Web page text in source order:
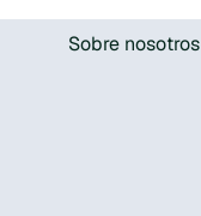
Sobre nosotros